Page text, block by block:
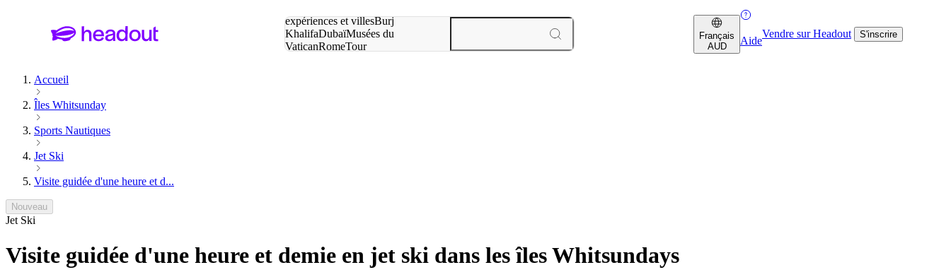
expériences et villesBurj
KhalifaDubaïMusées du
VaticanRomeTour
Français
AUD
Aide
Vendre sur Headout S'inscrire
Accueil
Îles Whitsunday
Sports Nautiques
Jet Ski
Visite guidée d'une heure et d...
Nouveau
Jet Ski
Visite guidée d'une heure et demie en jet ski dans les îles Whitsundays